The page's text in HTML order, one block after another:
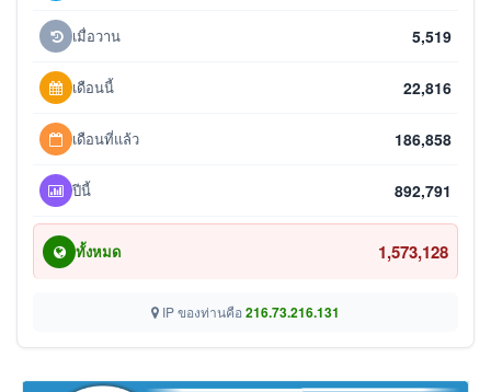
เมื่อวาน 5,519
เดือนนี้ 22,816
เดือนที่แล้ว 186,858
ปีนี้ 892,791
ทั้งหมด 1,573,128
IP ของท่านคือ 216.73.216.131